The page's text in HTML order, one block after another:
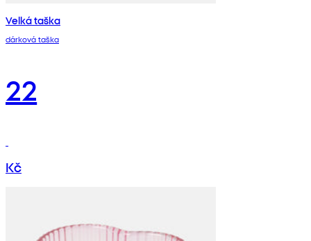
Velká taška
dárková taška
22
Kč